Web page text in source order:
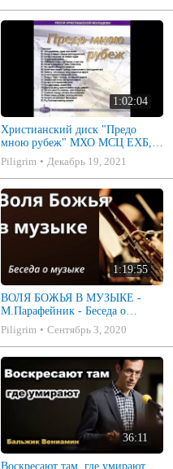
1:02:04
Христианский диск "Предо
мною рубеж" МХО МСЦ ЕХБ,
музыкальный альбом, пение,
музыка
Piligrim Декабрь 19, 2021
1:19:55
ВОЛЯ БОЖЬЯ В МУЗЫКЕ -
М.Парафейник - Беседа о
музыке 2
Piligrim Сентябрь 3, 2020
36:11
Воскресают там, где умирают.